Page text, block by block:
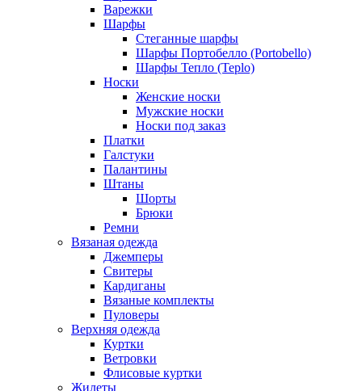
Варежки
Шарфы
Стеганные шарфы
Шарфы Портобелло (Portobello)
Шарфы Тепло (Teplo)
Носки
Женские носки
Мужские носки
Носки под заказ
Платки
Галстуки
Палантины
Штаны
Шорты
Брюки
Ремни
Вязаная одежда
Джемперы
Свитеры
Кардиганы
Вязаные комплекты
Пуловеры
Верхняя одежда
Куртки
Ветровки
Флисовые куртки
Жилеты